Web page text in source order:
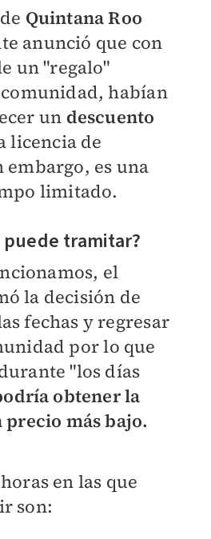
Quintana Roo
anunció que con
un "regalo"
habían
un descuento
licencia de
es una
limitado.
puede tramitar?
el
la decisión de
fechas y regresar
por lo que
"los días
obtener la
más bajo.
en las que
son: